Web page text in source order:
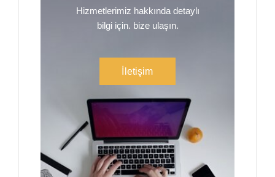
Hizmetlerimiz hakkında detaylı
bilgi için. bize ulaşın.
İletişim